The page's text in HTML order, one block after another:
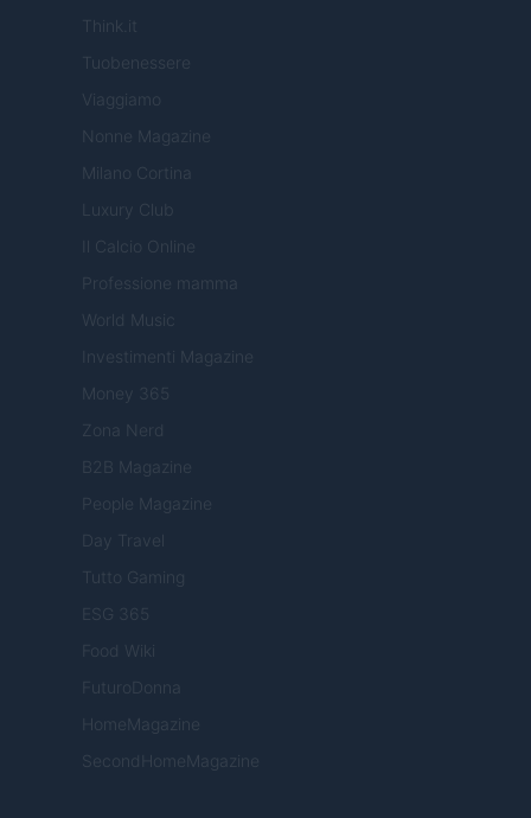
Think.it
Tuobenessere
Viaggiamo
Nonne Magazine
Milano Cortina
Luxury Club
Il Calcio Online
Professione mamma
World Music
Investimenti Magazine
Money 365
Zona Nerd
B2B Magazine
People Magazine
Day Travel
Tutto Gaming
ESG 365
Food Wiki
FuturoDonna
HomeMagazine
SecondHomeMagazine